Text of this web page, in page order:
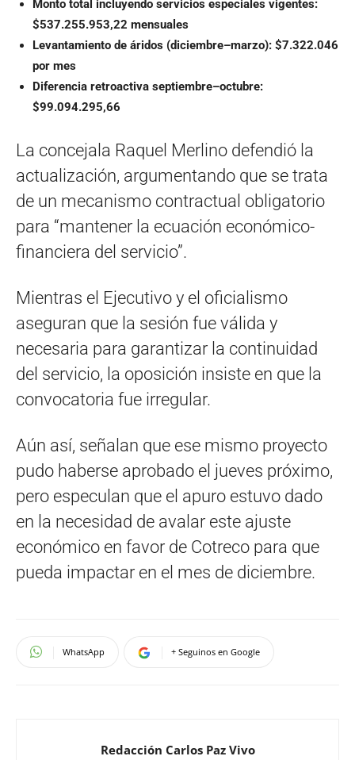
Monto total incluyendo servicios especiales vigentes:
$537.255.953,22 mensuales
Levantamiento de áridos (diciembre–marzo): $7.322.046
por mes
Diferencia retroactiva septiembre–octubre:
$99.094.295,66
La concejala Raquel Merlino defendió la
actualización, argumentando que se trata
de un mecanismo contractual obligatorio
para “mantener la ecuación económico-
financiera del servicio”.
Mientras el Ejecutivo y el oficialismo
aseguran que la sesión fue válida y
necesaria para garantizar la continuidad
del servicio, la oposición insiste en que la
convocatoria fue irregular.
Aún así, señalan que ese mismo proyecto
pudo haberse aprobado el jueves próximo,
pero especulan que el apuro estuvo dado
en la necesidad de avalar este ajuste
económico en favor de Cotreco para que
pueda impactar en el mes de diciembre.
WhatsApp + Seguinos en Google
Redacción Carlos Paz Vivo